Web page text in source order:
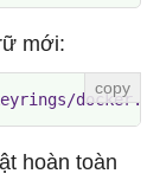
mới:
hoàn toàn